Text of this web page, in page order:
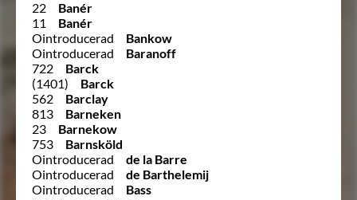
22
Banér
11
Banér
Ointroducerad
Bankow
Ointroducerad
Baranoff
722
Barck
(1401)
Barck
562
Barclay
813
Barneken
23
Barnekow
753
Barnsköld
Ointroducerad
de la Barre
Ointroducerad
de Barthelemij
Ointroducerad
Bass